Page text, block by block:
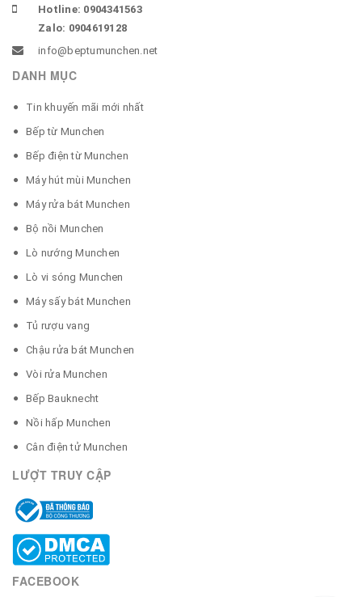
Hotline: 0904341563
Zalo: 0904619128
info@beptumunchen.net
DANH MỤC
Tin khuyến mãi mới nhất
Bếp từ Munchen
Bếp điện từ Munchen
Máy hút mùi Munchen
Máy rửa bát Munchen
Bộ nồi Munchen
Lò nướng Munchen
Lò vi sóng Munchen
Máy sấy bát Munchen
Tủ rượu vang
Chậu rửa bát Munchen
Vòi rửa Munchen
Bếp Bauknecht
Nồi hấp Munchen
Cân điện tử Munchen
LƯỢT TRUY CẬP
FACEBOOK